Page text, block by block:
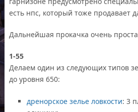
есть нпс, который тоже продавает
Дальнейшая прокачка очень
1-55
Делаем один из следующих типов
до уровня 650:
дренорское зелье ловкости: 3